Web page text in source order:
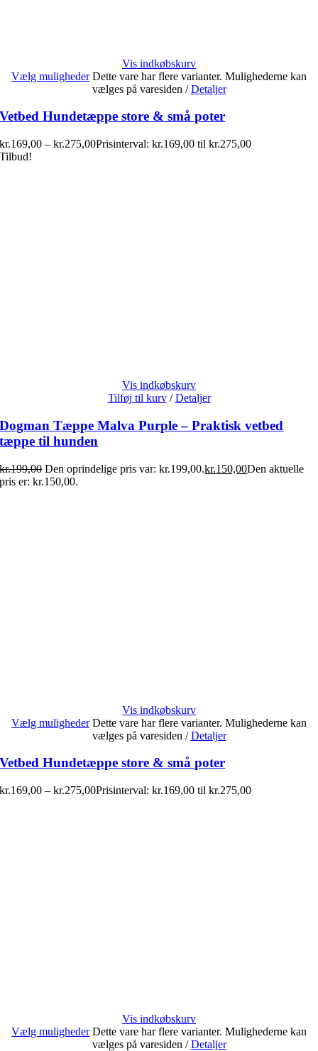
Vis indkøbskurv
Vælg muligheder Dette vare har flere varianter. Mulighederne kan
vælges på varesiden / Detaljer
Vetbed Hundetæppe store & små poter
kr.169,00 – kr.275,00Prisinterval: kr.169,00 til kr.275,00
Tilbud!
Vis indkøbskurv
Tilføj til kurv / Detaljer
Dogman Tæppe Malva Purple – Praktisk vetbed
tæppe til hunden
kr.199,00 Den oprindelige pris var: kr.199,00.kr.150,00Den aktuelle
pris er: kr.150,00.
Vis indkøbskurv
Vælg muligheder Dette vare har flere varianter. Mulighederne kan
vælges på varesiden / Detaljer
Vetbed Hundetæppe store & små poter
kr.169,00 – kr.275,00Prisinterval: kr.169,00 til kr.275,00
Vis indkøbskurv
Vælg muligheder Dette vare har flere varianter. Mulighederne kan
vælges på varesiden / Detaljer